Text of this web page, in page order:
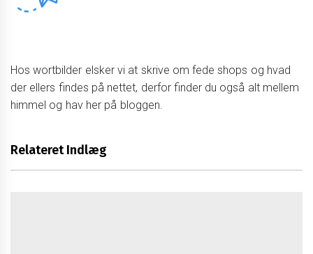
Hos wortbilder elsker vi at skrive om fede shops og hvad
der ellers findes på nettet, derfor finder du også alt mellem
himmel og hav her på bloggen.
Relateret Indlæg